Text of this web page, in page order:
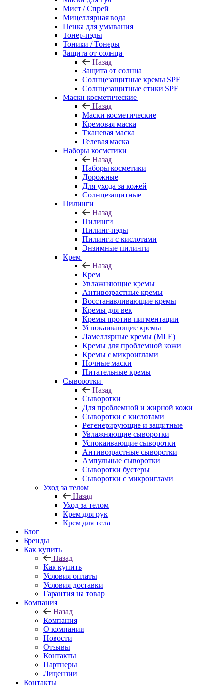
Мист / Спрей
Мицеллярная вода
Пенка для умывания
Тонер-пэды
Тоники / Тонеры
Защита от солнца
Назад
Защита от солнца
Солнцезащитные кремы SPF
Солнцезащитные стики SPF
Маски косметические
Назад
Маски косметические
Кремовая маска
Тканевая маска
Гелевая маска
Наборы косметики
Назад
Наборы косметики
Дорожные
Для ухода за кожей
Солнцезащитные
Пилинги
Назад
Пилинги
Пилинг-пэды
Пилинги с кислотами
Энзимные пилинги
Крем
Назад
Крем
Увлажняющие кремы
Антивозрастные кремы
Восстанавливающие кремы
Кремы для век
Кремы против пигментации
Успокаивающие кремы
Ламеллярные кремы (MLE)
Кремы для проблемной кожи
Кремы с микроиглами
Ночные маски
Питательные кремы
Сыворотки
Назад
Сыворотки
Для проблемной и жирной кожи
Сыворотки с кислотами
Регенерирующие и защитные
Увлажняющие сыворотки
Успокаивающие сыворотки
Антивозрастные сыворотки
Ампульные сыворотки
Сыворотки бустеры
Сыворотки с микроиглами
Уход за телом
Назад
Уход за телом
Крем для рук
Крем для тела
Блог
Бренды
Как купить
Назад
Как купить
Условия оплаты
Условия доставки
Гарантия на товар
Компания
Назад
Компания
О компании
Новости
Отзывы
Контакты
Партнеры
Лицензии
Контакты